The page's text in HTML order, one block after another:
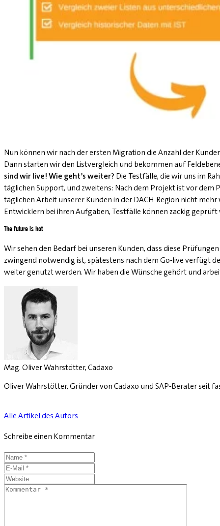
Nun können wir nach der ersten Migration die Anzahl der
Dann starten wir den Listvergleich und bekommen auf
sind wir live! Wie geht’s weiter? Die Testfälle, die wir uns im
täglichen Support, und zweitens: Nach dem Projekt ist vor dem
täglichen Arbeit unserer Kunden in der DACH-Region nicht
Entwicklern bei ihren Aufgaben, Testfälle können zackig
The future is hot
Wir sehen den Bedarf bei unseren Kunden, dass diese
zwingend notwendig ist, spätestens nach dem Go-live verfügt
weiter genutzt werden. Wir haben die Wünsche gehört und
Mag. Oliver Wahrstötter, Cadaxo
Oliver Wahrstötter, Gründer von Cadaxo und SAP-Berater seit
Alle Artikel des Autors
Schreibe einen Kommentar